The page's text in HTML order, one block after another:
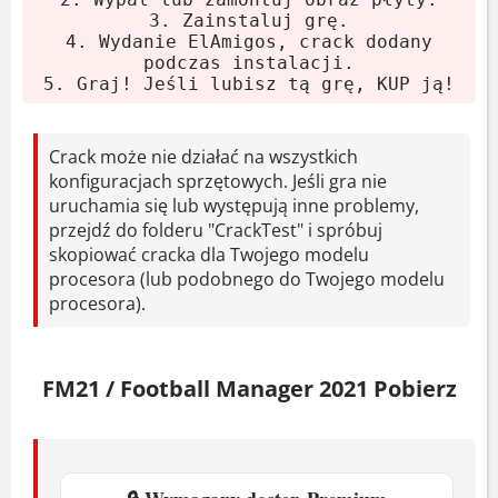
swojego procesora.
Graj! A jeśli polubisz - kup oryginał.
System:Windows 7(SP1)/8/8.1/10 64-
bit
Procesor:Intel Core 2 Duo 1.8 GHz /
AMD Athlon 64 1.8 GHz
RAM:4 GB
Miejsce na dysku:7 GB HDD
Football Manager 2021 -
rozgrywka
3. Zainstaluj grę.
4. Wydanie ElAmigos, crack dodany
podczas instalacji.
5. Graj! Jeśli lubisz tą grę, KUP ją!
Crack może nie działać na wszystkich
konfiguracjach sprzętowych. Jeśli gra nie
uruchamia się lub występują inne problemy,
przejdź do folderu "CrackTest" i spróbuj
skopiować cracka dla Twojego modelu
procesora (lub podobnego do Twojego modelu
procesora).
FM21 / Football Manager 2021 Pobierz